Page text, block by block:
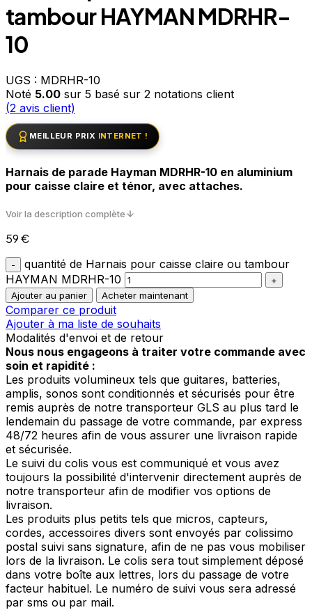
tambour HAYMAN MDRHR-
10
UGS : MDRHR-10
Noté 5.00 sur 5 basé sur 2 notations client
(2 avis client)
MEILLEUR PRIX INTERNET !
Harnais de parade Hayman MDRHR-10 en aluminium
pour caisse claire et ténor, avec attaches.
Voir la description complète
59€
quantité de Harnais pour caisse claire ou tambour
HAYMAN MDRHR-10
Ajouter au panier Acheter maintenant
Comparer ce produit
Ajouter à ma liste de souhaits
Modalités d'envoi et de retour
Nous nous engageons à traiter votre commande avec
soin et rapidité :
Les produits volumineux tels que guitares, batteries,
amplis, sonos sont conditionnés et sécurisés pour être
remis auprès de notre transporteur GLS au plus tard le
lendemain du passage de votre commande, par express
48/72 heures afin de vous assurer une livraison rapide
et sécurisée.
Le suivi du colis vous est communiqué et vous avez
toujours la possibilité d'intervenir directement auprès de
notre transporteur afin de modifier vos options de
livraison.
Les produits plus petits tels que micros, capteurs,
cordes, accessoires divers sont envoyés par colissimo
postal suivi sans signature, afin de ne pas vous mobiliser
lors de la livraison. Le colis sera tout simplement déposé
dans votre boîte aux lettres, lors du passage de votre
facteur habituel. Le numéro de suivi vous sera adressé
par sms ou par mail.